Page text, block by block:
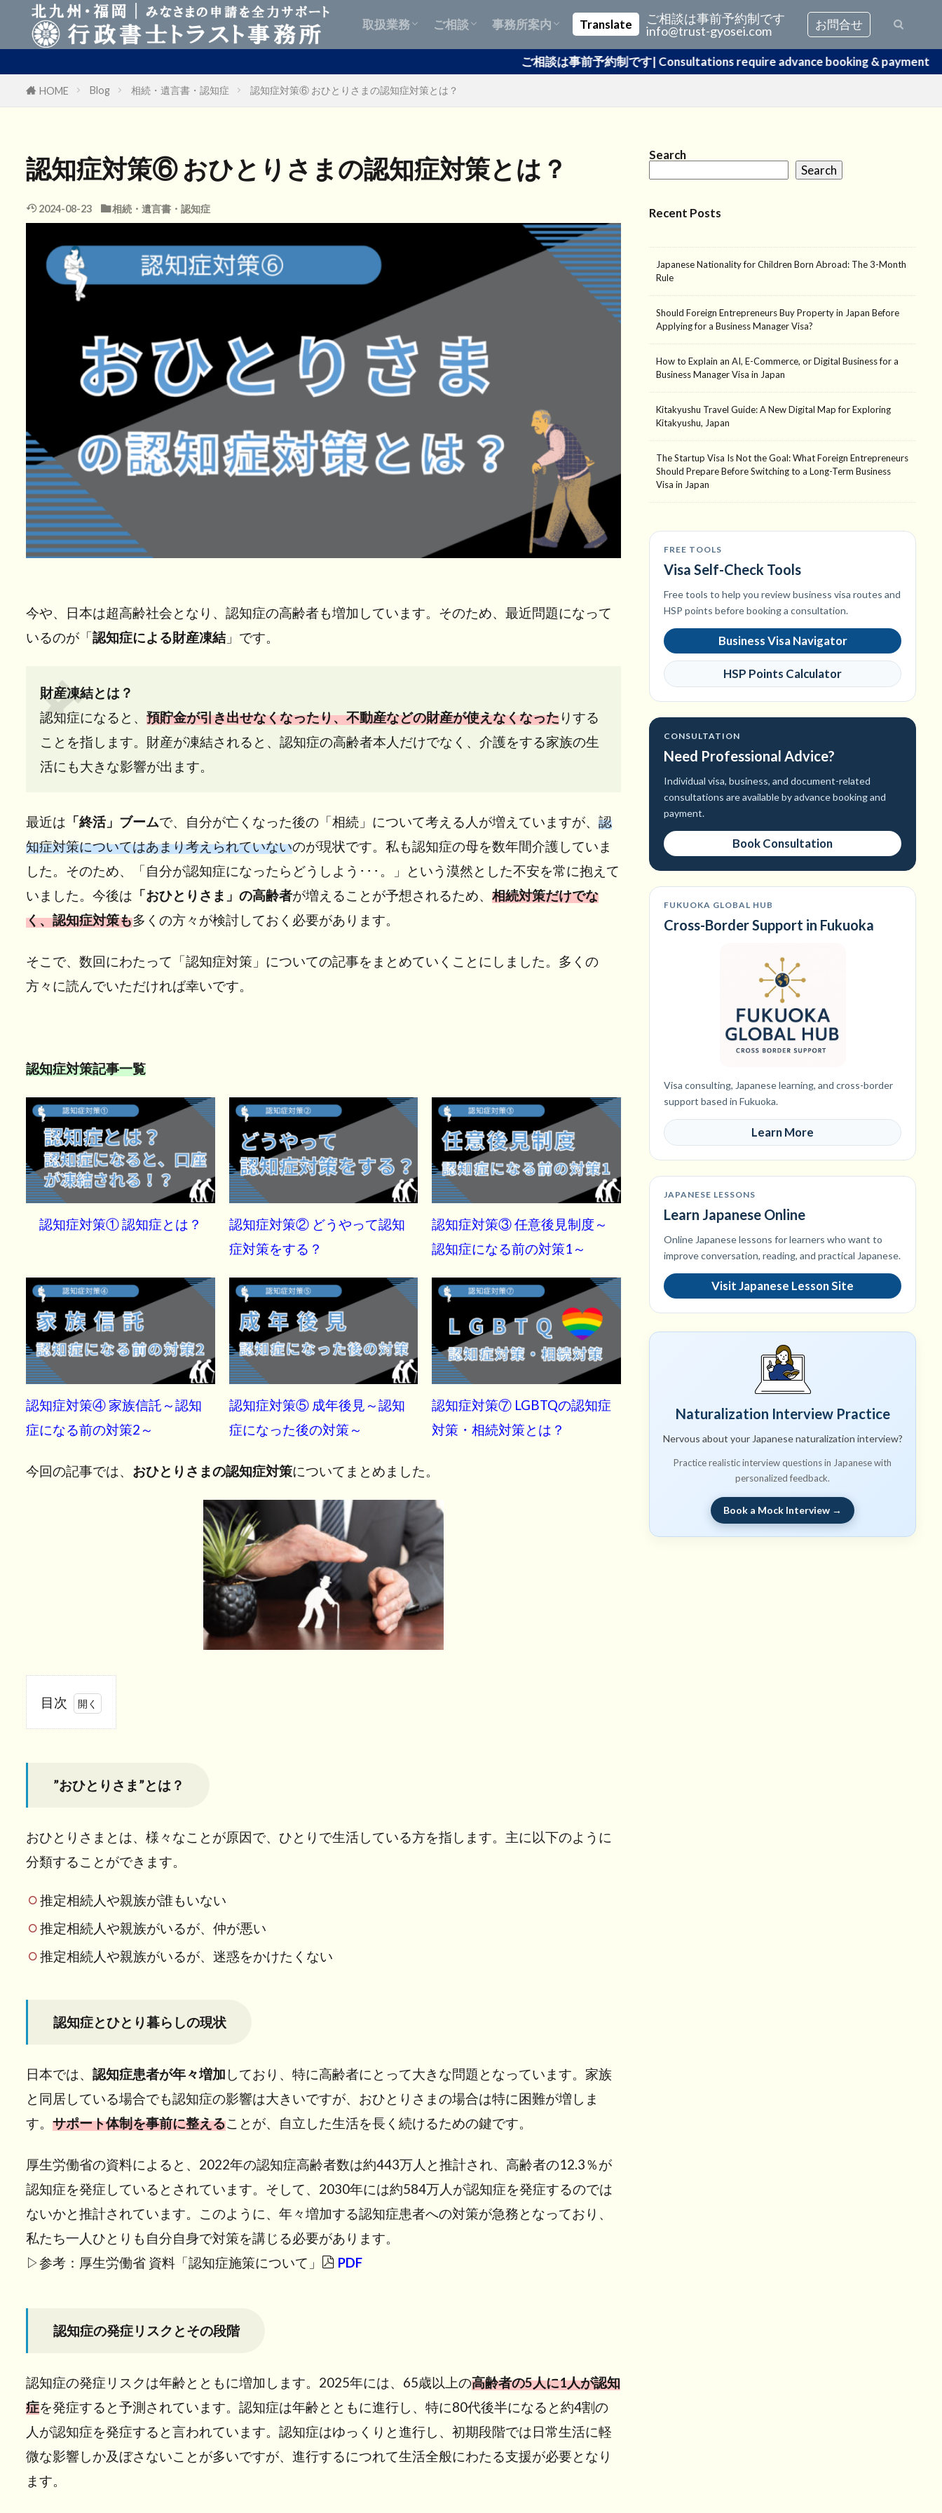
取扱業務
Support for Obtaining Management
and Administration Visa and
Foreigners）
Official Document Retrieval &
Apostille Support
Unified Supplier Qualification Support
for Overseas Companies | Japan
Support for Obtaining, Changing, and
Renewing Residency Status
外国人の方：帰化申請サポート
外国人の方：永住許可申請サポート
企業様：在留資格取得・変更・更新
申請サポート
ABTC（APECビジネストラベルカー
ド）申請代行サポート
自動車業務：名義変更・車庫証明・
出張封印
風俗営業許可等：飲食店開業サポー
ト
認知症対策：任意後見契約・死後事
務委任契約など
ご相談
お客様の声 | Customer Testimonials
事務所案内
情報発信
Site Map
Translate
ご相談は事前予約制です
info@trust-gyosei.com
お問合せ
ご相談は事前予約制です| Consultations require advance booking & payment
HOME Blog 相続・遺言書・認知症 認知症対策⑥ おひとりさまの認知症対策とは？
認知症対策⑥ おひとりさまの認知症対策とは？
2024-08-23 相続・遺言書・認知症
今や、日本は超高齢社会となり、認知症の高齢者も増加しています。そのため、最近問題になって
いるのが「認知症による財産凍結 」です。
財産凍結とは？
認知症になると、 預貯金が引き出せなくなったり、不動産などの財産が使えなくなったりする
ことを指します。財産が凍結されると、認知症の高齢者本人だけでなく、介護をする家族の生
活にも大きな影響が出ます。
最近は 「終活」ブームで、自分が亡くなった後の「相続」について考える人が増えていますが、 認
知症対策についてはあまり考えられていないのが現状です。私も認知症の母を数年間介護していま
した。そのため、「自分が認知症になったらどうしよう･･･。」という漠然とした不安を常に抱えて
いました。今後は 「おひとりさま」の高齢者が増えることが予想されるため、 相続対策だけでな
く、認知症対策も多くの方々が検討しておく必要があります。
そこで、数回にわたって「認知症対策」についての記事をまとめていくことにしました。多くの
方々に読んでいただければ幸いです。
認知症対策記事一覧
認知症対策① 認知症とは？
認知症対策② どうやって認知
症対策をする？
認知症対策③ 任意後見制度～
認知症になる前の対策1～
認知症対策④ 家族信託～認知
症になる前の対策2～
認知症対策⑤ 成年後見～認知
症になった後の対策～
認知症対策⑦ LGBTQの認知症
対策・相続対策とは？
今回の記事では、 おひとりさまの認知症対策についてまとめました。
目次
1
2
認
症
ひ
と
り
状
3
認
症
の
発
症
ス
ク
4
とり
さ
ま”が
認知
症に
”おひとりさま”とは？
おひとりさまとは、様々なことが原因で、ひとりで生活している方を指します。主に以下のように
分類することができます。
推定相続人や親族が誰もいない
推定相続人や親族がいるが、仲が悪い
推定相続人や親族がいるが、迷惑をかけたくない
認知症とひとり暮らしの現状
日本では、 認知症患者が年々増加 しており、特に高齢者にとって大きな問題となっています。家族
と同居している場合でも認知症の影響は大きいですが、おひとりさまの場合は特に困難が増しま
す。 サポート体制を事前に整えることが、自立した生活を長く続けるための鍵です。
厚生労働省の資料によると、2022年の認知症高齢者数は約443万人と推計され、高齢者の12.3％が
認知症を発症しているとされています。そして、2030年には約584万人が認知症を発症するのでは
ないかと推計されています。このように、年々増加する認知症患者への対策が急務となっており、
私たち一人ひとりも自分自身で対策を講じる必要があります。
▷参考：厚生労働省 資料「認知症施策について」
PDF
認知症の発症リスクとその段階
認知症の発症リスクは年齢とともに増加します。2025年には、65歳以上の高齢者の5人に1人が認知
症を発症すると予測されています。認知症は年齢とともに進行し、特に80代後半になると約4割の
人が認知症を発症すると言われています。認知症はゆっくりと進行し、初期段階では日常生活に軽
微な影響しか及ぼさないことが多いですが、進行するにつれて生活全般にわたる支援が必要となり
ます。
Search
Search
Recent Posts
Japanese Nationality for Children Born Abroad: The 3-Month
Rule
Should Foreign Entrepreneurs Buy Property in Japan Before
Applying for a Business Manager Visa?
How to Explain an AI, E-Commerce, or Digital Business for a
Business Manager Visa in Japan
Kitakyushu Travel Guide: A New Digital Map for Exploring
Kitakyushu, Japan
The Startup Visa Is Not the Goal: What Foreign Entrepreneurs
Should Prepare Before Switching to a Long-Term Business
Visa in Japan
FREE TOOLS
Visa Self-Check Tools
Free tools to help you review business visa routes and
HSP points before booking a consultation.
Business Visa Navigator
HSP Points Calculator
CONSULTATION
Need Professional Advice?
Individual visa, business, and document-related
consultations are available by advance booking and
payment.
Book Consultation
FUKUOKA GLOBAL HUB
Cross-Border Support in Fukuoka
Visa consulting, Japanese learning, and cross-border
support based in Fukuoka.
Learn More
JAPANESE LESSONS
Learn Japanese Online
Online Japanese lessons for learners who want to
improve conversation, reading, and practical Japanese.
Visit Japanese Lesson Site
Naturalization Interview Practice
Nervous about your Japanese naturalization interview?
Practice realistic interview questions in Japanese with
personalized feedback.
Book a Mock Interview →
and Administration Visa and
Company Establishment（For
Apostille Support
for Overseas Companies | Japan
Government Procurement
Renewing Residency Status
Applications（For Foreigners）
申請サポート
ド）申請代行サポート
出張封印
ト
務委任契約など
お客様の声 | Customer Testimonials
Spouse Visa Apostille